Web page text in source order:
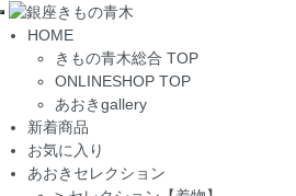
Toggle
navigation
HOME
きもの青木総合 TOP
ONLINESHOP TOP
あおきgallery
新着商品
お気に入り
あおきセレクション